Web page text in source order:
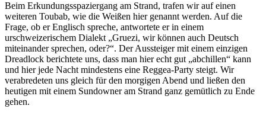
Beim Erkundungsspaziergang am Strand, trafen wir auf einen
weiteren Toubab, wie die Weißen hier genannt werden. Auf die
Frage, ob er Englisch spreche, antwortete er in einem
urschweizerischem Dialekt „Gruezi, wir können auch Deutsch
miteinander sprechen, oder?“. Der Aussteiger mit einem einzigen
Dreadlock berichtete uns, dass man hier echt gut „abchillen“ kann
und hier jede Nacht mindestens eine Reggea-Party steigt. Wir
verabredeten uns gleich für den morgigen Abend und ließen den
heutigen mit einem Sundowner am Strand ganz gemütlich zu Ende
gehen.